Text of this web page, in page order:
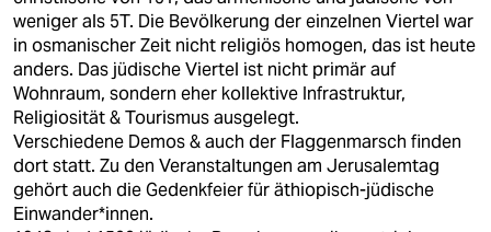
weniger als 5T. Die Bevölkerung der einzelnen Viertel war
in osmanischer Zeit nicht religiös homogen, das ist heute
anders. Das jüdische Viertel ist nicht primär auf
Wohnraum, sondern eher kollektive Infrastruktur,
Religiosität & Tourismus ausgelegt.
Verschiedene Demos & auch der Flaggenmarsch finden
dort statt. Zu den Veranstaltungen am Jerusalemtag
gehört auch die Gedenkfeier für äthiopisch-jüdische
Einwander*innen.